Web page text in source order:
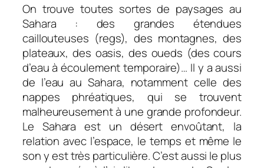
On trouve toutes sortes de paysages au
Sahara : des grandes étendues
caillouteuses (regs), des montagnes, des
plateaux, des oasis, des oueds (des cours
d’eau à écoulement temporaire)… Il y a aussi
de l’eau au Sahara, notamment celle des
nappes phréatiques, qui se trouvent
malheureusement à une grande profondeur.
Le Sahara est un désert envoûtant, la
relation avec l’espace, le temps et même le
son y est très particulière. C’est aussi le plus